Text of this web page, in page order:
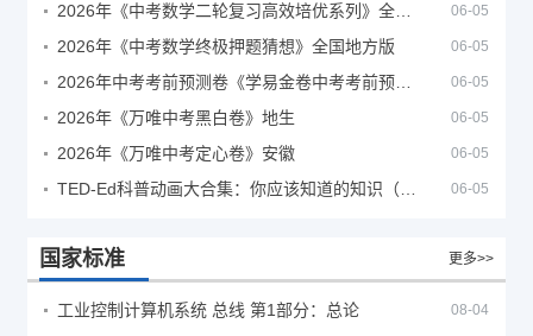
06-05
2026年《中考数学终极押题猜想》全国地方版 06-05
06-05
2026年《万唯中考黑白卷》地生 06-05
2026年《万唯中考定心卷》安徽 06-05
06-05
国家标准 更多>>
工业控制计算机系统 总线 第1部分：总论 08-04